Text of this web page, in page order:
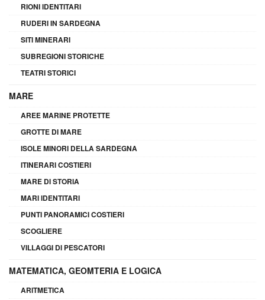
RIONI IDENTITARI
RUDERI IN SARDEGNA
SITI MINERARI
SUBREGIONI STORICHE
TEATRI STORICI
MARE
AREE MARINE PROTETTE
GROTTE DI MARE
ISOLE MINORI DELLA SARDEGNA
ITINERARI COSTIERI
MARE DI STORIA
MARI IDENTITARI
PUNTI PANORAMICI COSTIERI
SCOGLIERE
VILLAGGI DI PESCATORI
MATEMATICA, GEOMTERIA E LOGICA
ARITMETICA